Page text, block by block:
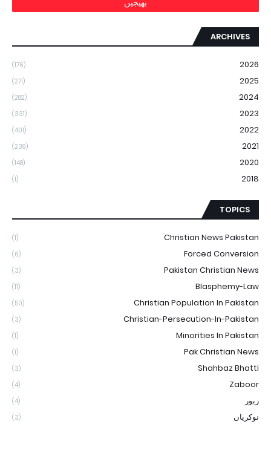
ARCHIVES
2026
(176)
2025
(271)
2024
(282)
2023
(331)
2022
(401)
2021
(239)
2020
(148)
2018
(1)
TOPICS
Christian News Pakistan
(1)
Forced Conversion
(6)
Pakistan Christian News
(3)
Blasphemy-Law
(11)
Christian Population In Pakistan
(50)
Christian-Persecution-In-Pakistan
(3)
Minorities In Pakistan
(1)
Pak Christian News
(1)
Shahbaz Bhatti
(3)
Zaboor
(4)
زبور (4)
نوکریاں (3)